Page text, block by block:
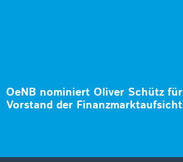
OeNB nominiert Oliver Schütz für
Vorstand der Finanzmarktaufsicht